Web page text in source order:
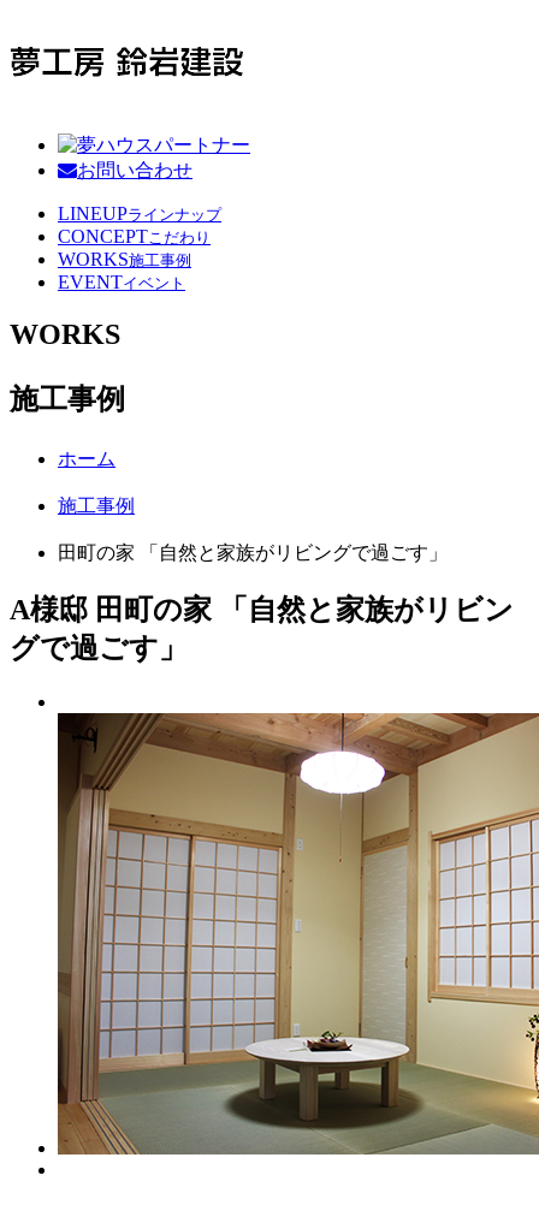
お問い合わせ
LINEUPラインナップ
CONCEPT こだわり
WORKS施工事例
EVENTイベント
WORKS
施工事例
ホーム
施工事例
田町の家 「自然と家族がリビングで過ごす」
A様邸 田町の家 「自然と家族がリビン
グで過ごす」